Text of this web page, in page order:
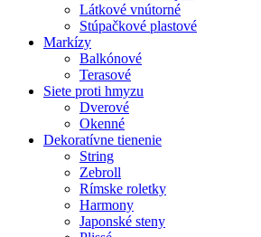
Látkové vnútorné
Stúpačkové plastové
Markízy
Balkónové
Terasové
Siete proti hmyzu
Dverové
Okenné
Dekoratívne tienenie
String
Zebroll
Rímske roletky
Harmony
Japonské steny